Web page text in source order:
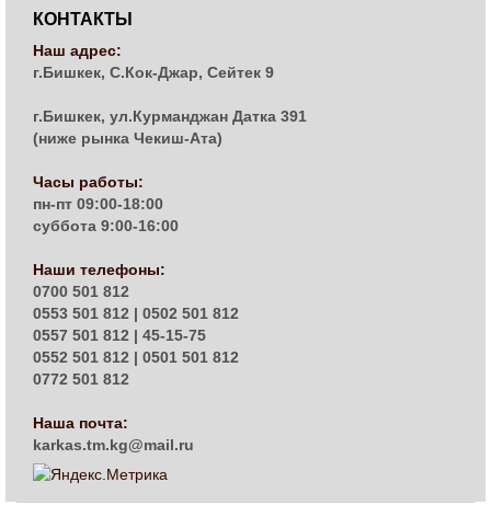
КОНТАКТЫ
Наш адрес:
г.Бишкек, С.Кок-Джар, Сейтек 9
г.Бишкек, ул.Курманджан Датка 391
(ниже рынка Чекиш-Ата)
Часы работы:
пн-пт 09:00-18:00
суббота 9:00-16:00
Наши телефоны:
0700 501 812
0553 501 812 | 0502 501 812
0557 501 812 | 45-15-75
0552 501 812 | 0501 501 812
0772 501 812
Наша почта:
karkas.tm.kg@mail.ru